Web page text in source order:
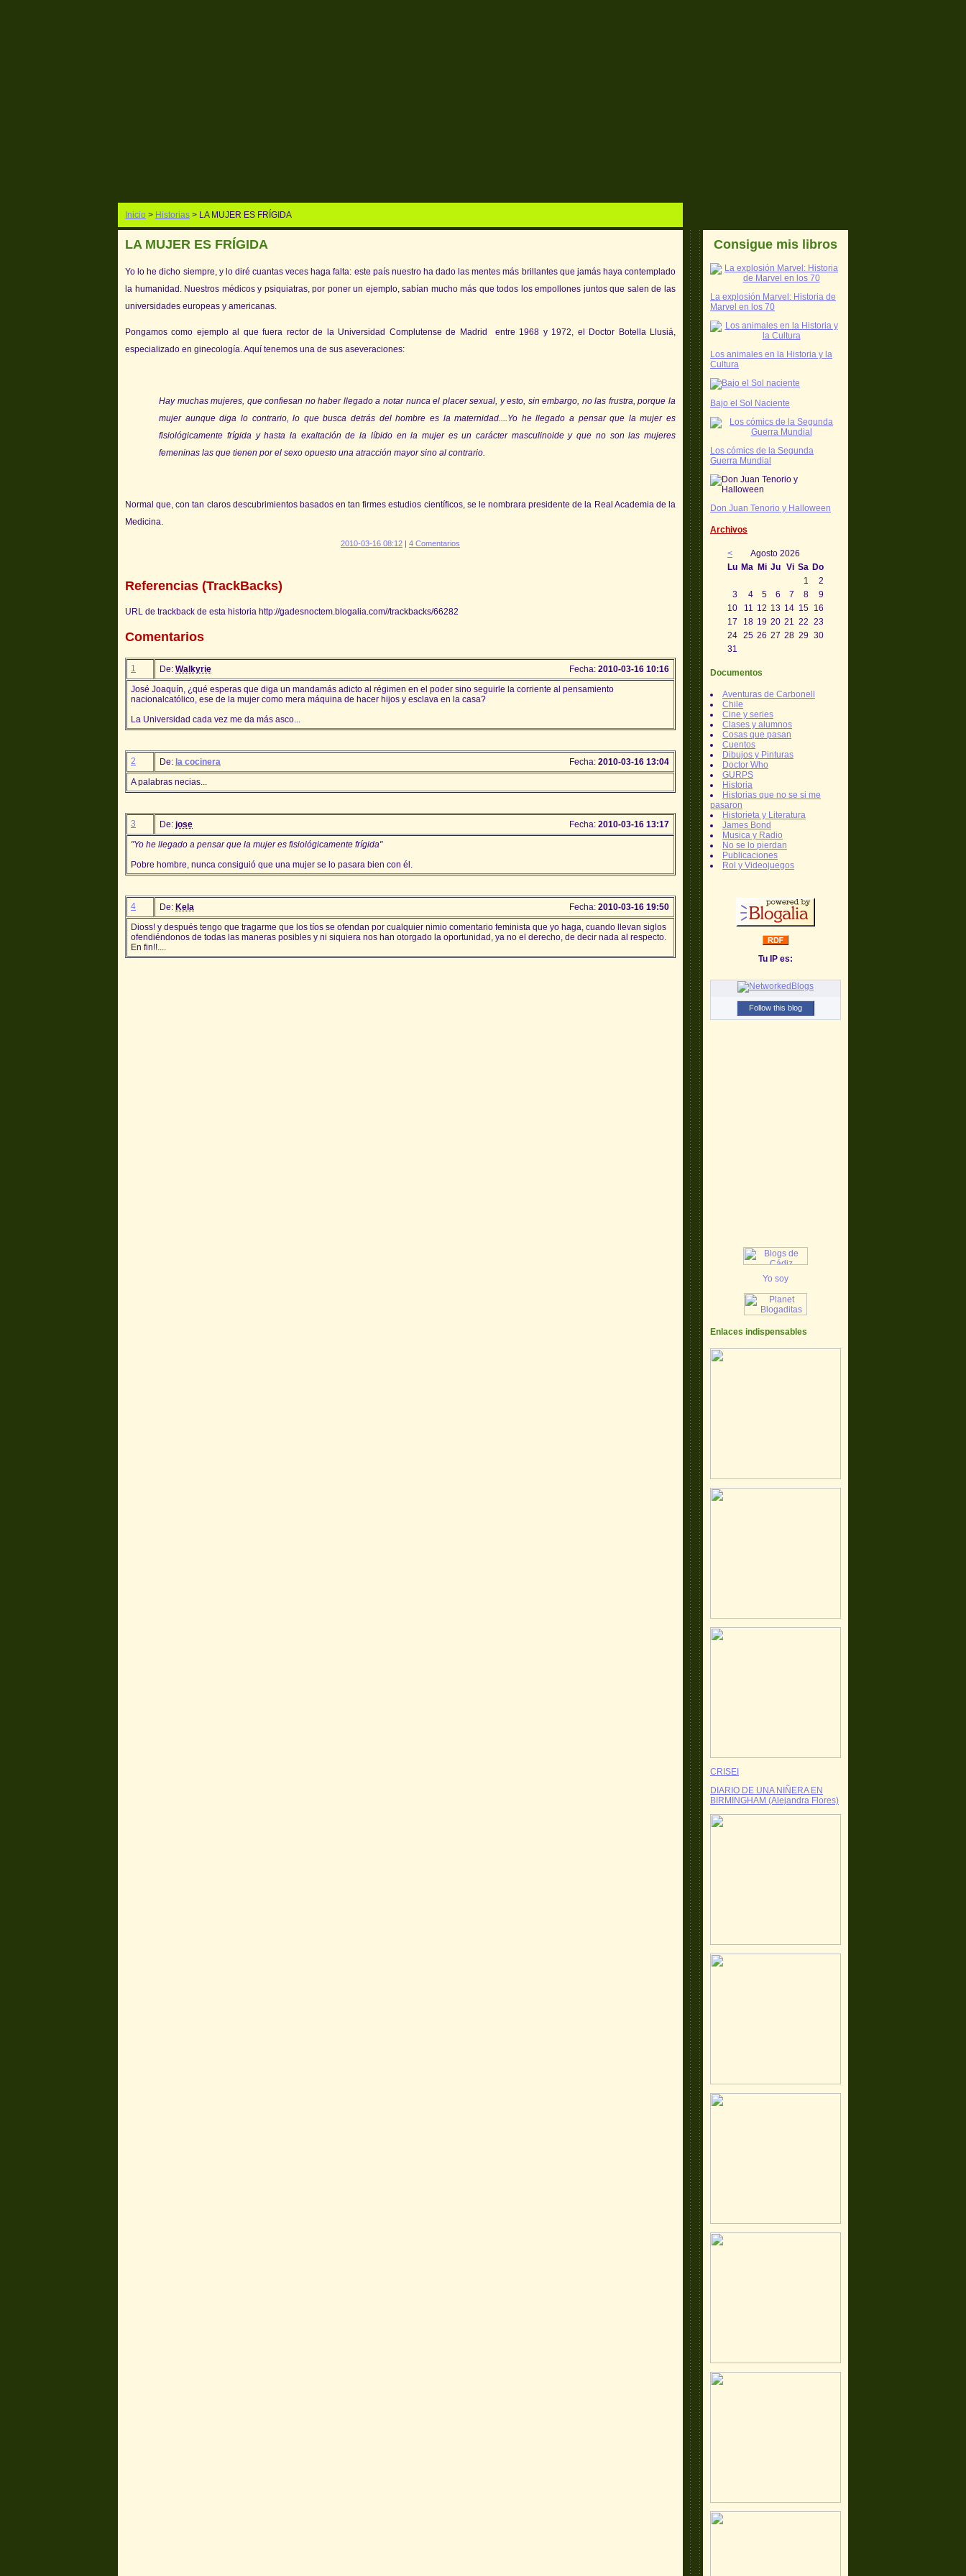
Inicio > Historias > LA MUJER ES FRÍGIDA
LA MUJER ES FRÍGIDA
Yo lo he dicho siempre, y lo diré cuantas veces haga falta: este país nuestro ha dado las mentes más brillantes que jamás haya contemplado
la humanidad. Nuestros médicos y psiquiatras, por poner un ejemplo, sabían mucho más que todos los empollones juntos que salen de las
universidades europeas y americanas.
Pongamos como ejemplo al que fuera rector de la Universidad Complutense de Madrid
entre 1968 y 1972, el Doctor Botella Llusiá,
especializado en ginecología. Aquí tenemos una de sus aseveraciones:
Hay muchas mujeres, que confiesan no haber llegado a notar nunca el placer sexual, y esto, sin embargo, no las frustra, porque la
mujer aunque diga lo contrario, lo que busca detrás del hombre es la maternidad....Yo he llegado a pensar que la mujer es
fisiológicamente frígida y hasta la exaltación de la líbido en la mujer es un carácter masculinoide y que no son las mujeres
femeninas las que tienen por el sexo opuesto una atracción mayor sino al contrario.
Normal que, con tan claros descubrimientos basados en tan firmes estudios científicos, se le nombrara presidente de la Real Academia de la
Medicina.
2010-03-16 08:12 | 4 Comentarios
Referencias (TrackBacks)
URL de trackback de esta historia http://gadesnoctem.blogalia.com//trackbacks/66282
Comentarios
1 De: Walkyrie Fecha: 2010-03-16 10:16
José Joaquín, ¿qué esperas que diga un mandamás adicto al régimen en el poder sino seguirle la corriente al pensamiento
nacionalcatólico, ese de la mujer como mera máquina de hacer hijos y esclava en la casa?
La Universidad cada vez me da más asco...
2 De: la cocinera Fecha: 2010-03-16 13:04
A palabras necias...
3 De: jose Fecha: 2010-03-16 13:17
"Yo he llegado a pensar que la mujer es fisiológicamente frígida"
Pobre hombre, nunca consiguió que una mujer se lo pasara bien con él.
4 De: Kela Fecha: 2010-03-16 19:50
Dioss! y después tengo que tragarme que los tíos se ofendan por cualquier nimio comentario feminista que yo haga, cuando llevan siglos
ofendiéndonos de todas las maneras posibles y ni siquiera nos han otorgado la oportunidad, ya no el derecho, de decir nada al respecto.
En fin!!....
Consigue mis libros
La explosión Marvel: Historia de
Marvel en los 70
Los animales en la Historia y la
Cultura
Bajo el Sol Naciente
Los cómics de la Segunda
Guerra Mundial
Don Juan Tenorio y Halloween
Archivos
<
Agosto 2026
Lu Ma Mi Ju Vi Sa Do
1
2
3
4 5 6 7 8
9
10
11 12 13 14 15 16
17
18 19 20 21 22 23
24 25 26 27 28 29 30
31
Documentos
Aventuras de Carbonell
Chile
Cine y series
Clases y alumnos
Cosas que pasan
Cuentos
Dibujos y Pinturas
Doctor Who
GURPS
Historia
Historias que no se si me
pasaron
Historieta y Literatura
James Bond
Musica y Radio
No se lo pierdan
Publicaciones
Rol y Videojuegos
Tu IP es:
Follow this blog
Enlaces indispensables
CRISEI
DIARIO DE UNA NIÑERA EN
BIRMINGHAM (Alejandra Flores)